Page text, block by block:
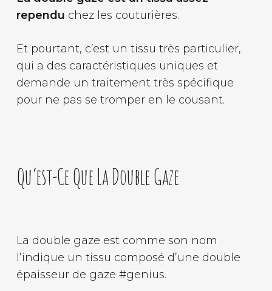
rependu chez les couturières.
Et pourtant, c’est un tissu très particulier,
qui a des caractéristiques uniques et
demande un traitement très spécifique
pour ne pas se tromper en le cousant.
Qu’est-Ce Que La Double Gaze
La double gaze est comme son nom
l’indique un tissu composé d’une double
épaisseur de gaze #genius.